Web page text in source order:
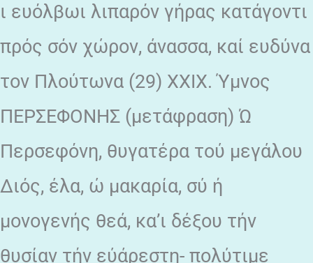
ι ευόλβωι λιπαρόν γήρας κατάγοντι
πρός σόν χώρον, άνασσα, καί ευδύνα
τον Πλούτωνα (29) XXIX. Ύμνος
ΠΕΡΣΕΦΟΝΗΣ (μετάφραση) Ώ
Περσεφόνη, θυγατέρα τού μεγάλου
Διός, έλα, ώ μακαρία, σύ ή
μονογενής θεά, κα’ι δέξου τήν
θυσίαν τήν εύάρεστη- πολύτιμε